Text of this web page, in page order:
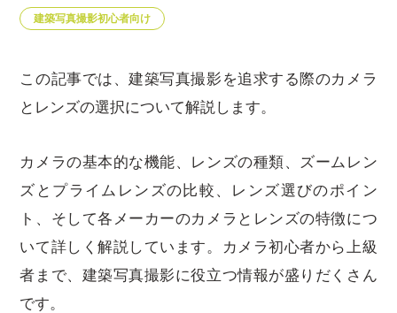
建築写真撮影初心者向け
この記事では、建築写真撮影を追求する際のカメラ
とレンズの選択について解説します。
カメラの基本的な機能、レンズの種類、ズームレン
ズとプライムレンズの比較、レンズ選びのポイン
ト、そして各メーカーのカメラとレンズの特徴につ
いて詳しく解説しています。カメラ初心者から上級
者まで、建築写真撮影に役立つ情報が盛りだくさん
です。